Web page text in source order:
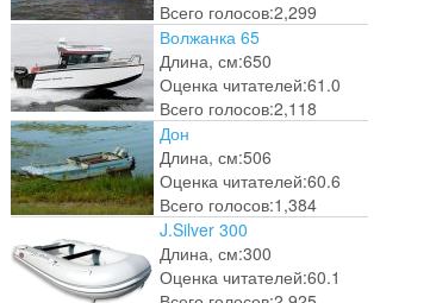
Всего голосов:2,299
Волжанка 65
Длина, см:650
Оценка читателей:61.0
Всего голосов:2,118
Дон
Длина, см:506
Оценка читателей:60.6
Всего голосов:1,384
J.Silver 300
Длина, см:300
Оценка читателей:60.1